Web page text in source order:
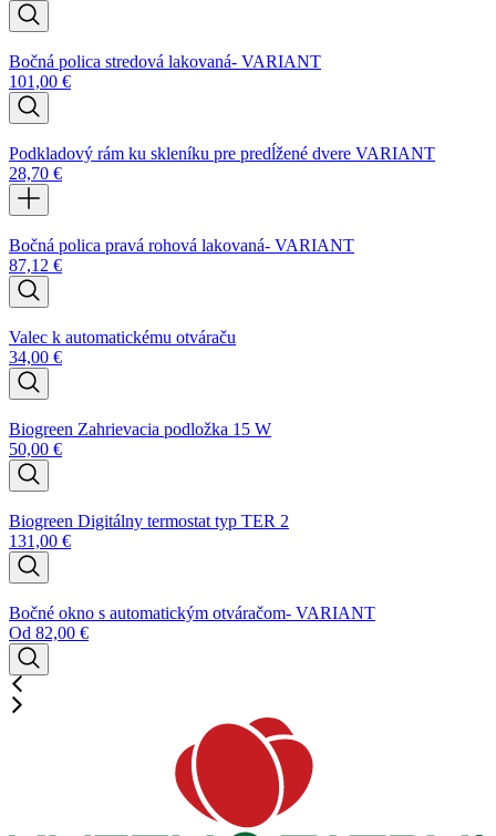
Bočná polica stredová lakovaná- VARIANT
101,00 €
Podkladový rám ku skleníku pre predĺžené dvere VARIANT
28,70 €
Bočná polica pravá rohová lakovaná- VARIANT
87,12 €
Valec k automatickému otváraču
34,00 €
Biogreen Zahrievacia podložka 15 W
50,00 €
Biogreen Digitálny termostat typ TER 2
131,00 €
Bočné okno s automatickým otváračom- VARIANT
Od 82,00 €